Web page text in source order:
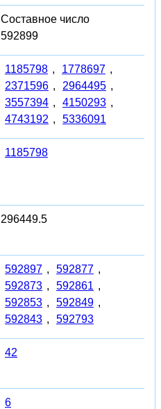
Составное число
592899
1185798 , 1778697 ,
2371596 , 2964495 ,
3557394 , 4150293 ,
4743192 , 5336091
1185798
296449.5
592897 , 592877 ,
592873 , 592861 ,
592853 , 592849 ,
592843 , 592793
42
6